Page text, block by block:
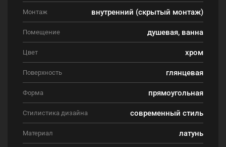
Монтаж внутренний (скрытый монтаж)
Помещение душевая, ванна
Цвет хром
Поверхность глянцевая
Форма прямоугольная
Стилистика дизайна современный стиль
Материал латунь